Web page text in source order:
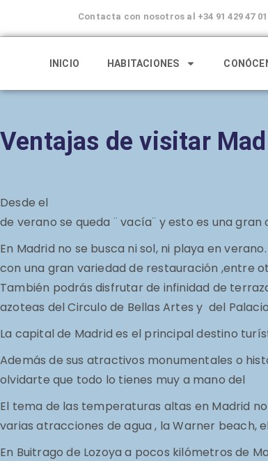
Contacta con nosotros al +34 91 429 47 01
INICIO HABITACIONES
Ventajas de visitar
Desde el
de verano se queda ¨ vacía¨ y esto es una
En Madrid no se busca ni sol, ni playa en
con una gran variedad de restauración ,entre
También podrás disfrutar de infinidad de
azoteas del Circulo de Bellas Artes y del
La capital de Madrid es el principal destino
Además de sus atractivos monumentales o
olvidarte que todo lo tienes muy a mano del
El tema de las temperaturas altas en Madrid
varias atracciones de agua , la Warner beach,
En Buitrago de Lozoya a pocos kilómetros de